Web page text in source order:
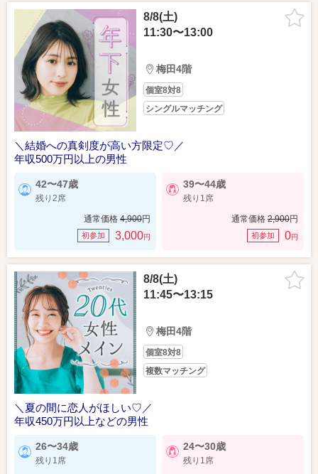
8/8(土)
11:30〜13:00
梅田4階
個室8対8
シングルマッチング
＼結婚への真剣度が高い方限定♡／
年収500万円以上の男性
42〜47歳
残り2席
通常価格 4,900円
初参加 3,000円
39〜44歳
残り1席
通常価格 2,900円
初参加 0円
8/8(土)
11:45〜13:15
梅田4階
個室8対8
複数マッチング
＼夏の間に恋人がほしい♡／
年収450万円以上などの男性
26〜34歳
残り1席
24〜30歳
残り1席